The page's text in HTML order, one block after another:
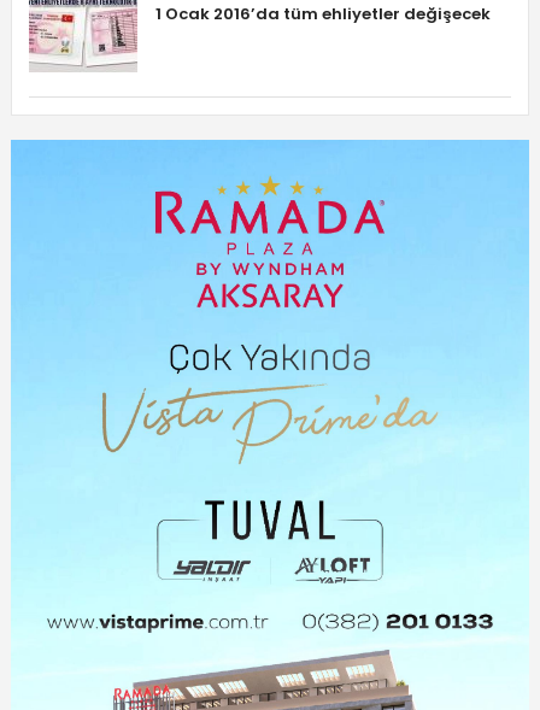
1 Ocak 2016’da tüm ehliyetler değişecek